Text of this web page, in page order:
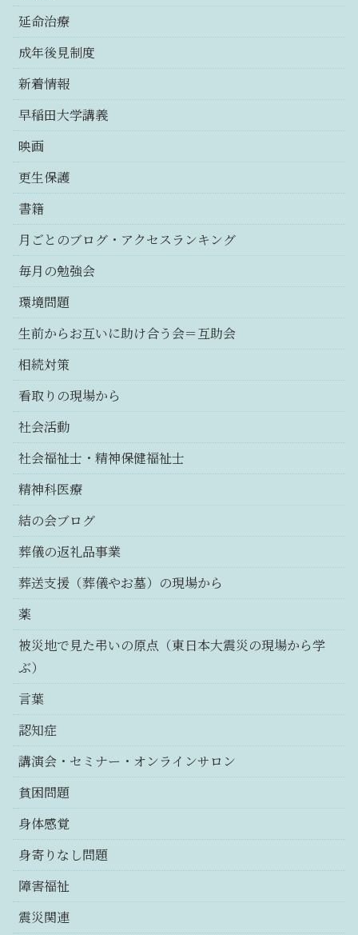
延命治療
成年後見制度
新着情報
早稲田大学講義
映画
更生保護
書籍
月ごとのブログ・アクセスランキング
毎月の勉強会
環境問題
生前からお互いに助け合う会＝互助会
相続対策
看取りの現場から
社会活動
社会福祉士・精神保健福祉士
精神科医療
結の会ブログ
葬儀の返礼品事業
葬送支援（葬儀やお墓）の現場から
薬
被災地で見た弔いの原点（東日本大震災の現場から学
ぶ）
言葉
認知症
講演会・セミナー・オンラインサロン
貧困問題
身体感覚
身寄りなし問題
障害福祉
震災関連